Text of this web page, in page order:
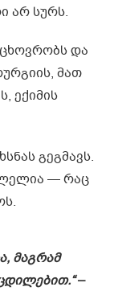
არ სურს.
და
მათ
ექიმის
გეგმავს.
— რაც
მაგრამ
–